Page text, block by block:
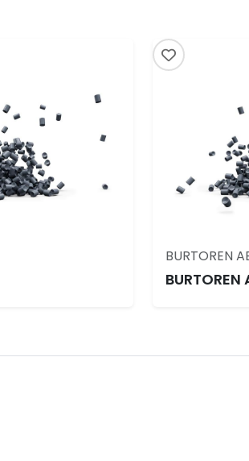
BURTOREN
BURTOREN